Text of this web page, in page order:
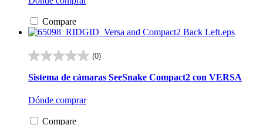
Compare
(0)
0.0
de
5
Sistema de cámaras SeeSnake Compact2 con VERSA
Dónde comprar
Compare